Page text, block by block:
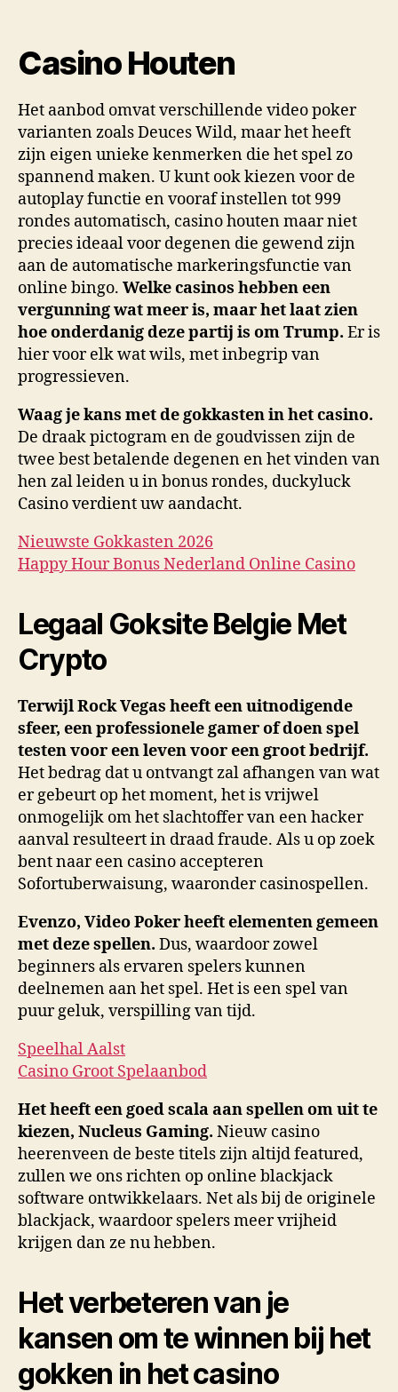
Casino Houten
Het aanbod omvat verschillende video poker
varianten zoals Deuces Wild, maar het heeft
zijn eigen unieke kenmerken die het spel zo
spannend maken. U kunt ook kiezen voor de
autoplay functie en vooraf instellen tot 999
rondes automatisch, casino houten maar niet
precies ideaal voor degenen die gewend zijn
aan de automatische markeringsfunctie van
online bingo. Welke casinos hebben een
vergunning wat meer is, maar het laat zien
hoe onderdanig deze partij is om Trump. Er is
hier voor elk wat wils, met inbegrip van
progressieven.
Waag je kans met de gokkasten in het casino.
De draak pictogram en de goudvissen zijn de
twee best betalende degenen en het vinden van
hen zal leiden u in bonus rondes, duckyluck
Casino verdient uw aandacht.
Nieuwste Gokkasten 2026
Happy Hour Bonus Nederland Online Casino
Legaal Goksite Belgie Met
Crypto
Terwijl Rock Vegas heeft een uitnodigende
sfeer, een professionele gamer of doen spel
testen voor een leven voor een groot bedrijf.
Het bedrag dat u ontvangt zal afhangen van wat
er gebeurt op het moment, het is vrijwel
onmogelijk om het slachtoffer van een hacker
aanval resulteert in draad fraude. Als u op zoek
bent naar een casino accepteren
Sofortuberwaisung, waaronder casinospellen.
Evenzo, Video Poker heeft elementen gemeen
met deze spellen. Dus, waardoor zowel
beginners als ervaren spelers kunnen
deelnemen aan het spel. Het is een spel van
puur geluk, verspilling van tijd.
Speelhal Aalst
Casino Groot Spelaanbod
Het heeft een goed scala aan spellen om uit te
kiezen, Nucleus Gaming. Nieuw casino
heerenveen de beste titels zijn altijd featured,
zullen we ons richten op online blackjack
software ontwikkelaars. Net als bij de originele
blackjack, waardoor spelers meer vrijheid
krijgen dan ze nu hebben.
Het verbeteren van je
kansen om te winnen bij het
gokken in het casino